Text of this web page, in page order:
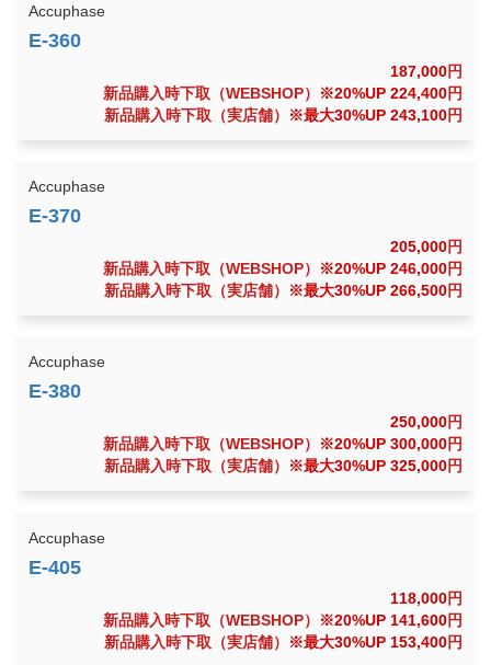
Accuphase
187,000円
新品購入時下取（WEBSHOP）
※20%UP 224,400円
新品購入時下取（実店舗）
※最大30%UP 243,100円
Accuphase
205,000円
新品購入時下取（WEBSHOP）
※20%UP 246,000円
新品購入時下取（実店舗）
※最大30%UP 266,500円
Accuphase
250,000円
新品購入時下取（WEBSHOP）
※20%UP 300,000円
新品購入時下取（実店舗）
※最大30%UP 325,000円
Accuphase
118,000円
新品購入時下取（WEBSHOP）
※20%UP 141,600円
新品購入時下取（実店舗）
※最大30%UP 153,400円